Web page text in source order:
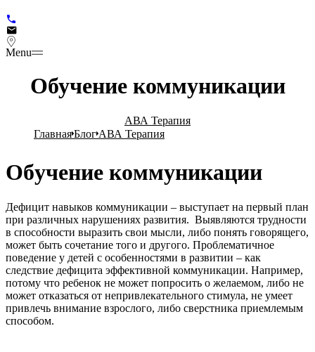
Menu
Обучение коммуникации
АВА Терапия
ГлавнаяБлог АВА Терапия
Обучение коммуникации
Дефицит навыков коммуникации – выступает на первый план
при различных нарушениях развития. Выявляются трудности
в способности выразить свои мысли, либо понять говорящего,
может быть сочетание того и другого. Проблематичное
поведение у детей с особенностями в развитии – как
следствие дефицита эффективной коммуникации. Например,
потому что ребенок не может попросить о желаемом, либо не
может отказаться от непривлекательного стимула, не умеет
привлечь внимание взрослого, либо сверстника приемлемым
способом.